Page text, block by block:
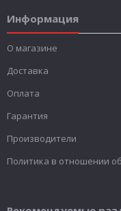
Информация
О магазине
Доставка
Оплата
Гарантия
Производители
Политика в отношении